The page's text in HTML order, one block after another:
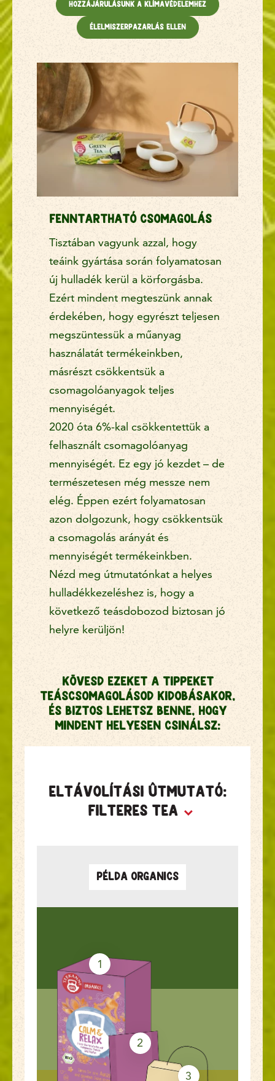
Hozzájárulásunk a klímavédelemhez
Élelmiszerpazarlás ellen
Fenntartható csomagolás
Tisztában vagyunk azzal, hogy
teáink gyártása során folyamatosan
új hulladék kerül a körforgásba.
Ezért mindent megteszünk annak
érdekében, hogy egyrészt teljesen
megszüntessük a műanyag
használatát termékeinkben,
másrészt csökkentsük a
csomagolóanyagok teljes
mennyiségét.
2020 óta 6%-kal csökkentettük a
felhasznált csomagolóanyag
mennyiségét. Ez egy jó kezdet – de
természetesen még messze nem
elég. Éppen ezért folyamatosan
azon dolgozunk, hogy csökkentsük
a csomagolás arányát és
mennyiségét termékeinkben.
Nézd meg útmutatónkat a helyes
hulladékkezeléshez is, hogy a
következő teásdobozod biztosan jó
helyre kerüljön!
Kövesd ezeket a tippeket
teáscsomagolásod kidobásakor,
és biztos lehetsz benne, hogy
mindent helyesen csinálsz:
Eltávolítási útmutató:
Filteres tea
Példa ORGANICS
1
2
3